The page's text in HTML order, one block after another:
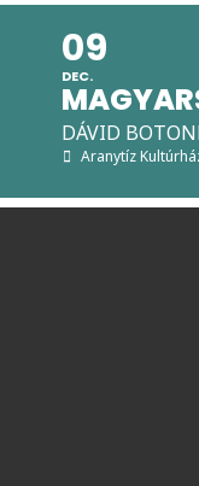
09
DEC.
DÁVID
Aranytíz